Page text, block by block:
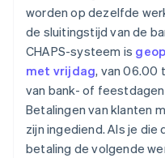
worden op dezelfde
de sluitingstijd van de
CHAPS-systeem is
met vrijdag, van 06.00
van bank- of feestdagen
Betalingen van klanten
zijn ingediend. Als je
betaling de volgende